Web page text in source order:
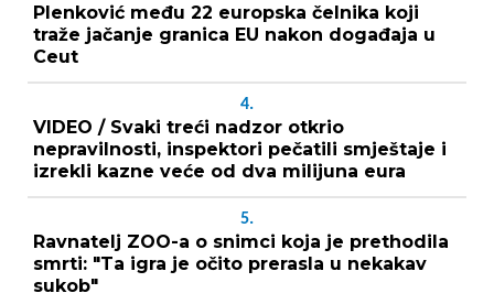
Plenković među 22 europska čelnika koji
traže jačanje granica EU nakon događaja u
Ceut
4.
VIDEO / Svaki treći nadzor otkrio
nepravilnosti, inspektori pečatili smještaje i
izrekli kazne veće od dva milijuna eura
5.
Ravnatelj ZOO-a o snimci koja je prethodila
smrti: "Ta igra je očito prerasla u nekakav
sukob"